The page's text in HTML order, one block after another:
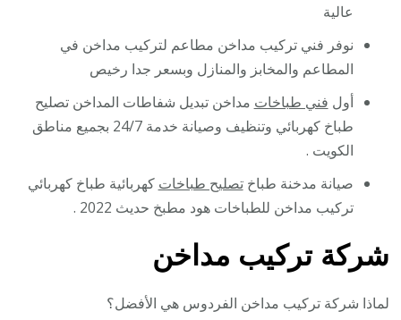
عالية
نوفر فني تركيب مداخن مطاعم لتركيب مداخن في
المطاعم والمخابز والمنازل وبسعر جدا رخيص
أول فني طباخات مداخن تبديل شفاطات المداخن تصليح
طباخ كهربائي وتنظيف وصيانة خدمة 24/7 بجميع مناطق
الكويت .
صيانة مدخنة طباختصليح طباخات كهربائية طباخ كهربائي
تركيب مداخن للطباخات هود مطبخ حديث 2022 .
شركة تركيب مداخن
لماذا شركة تركيب مداخن الفردوس هي الأفضل؟